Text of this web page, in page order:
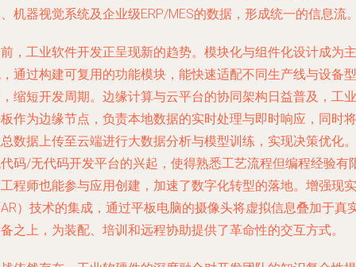
机器视觉系统及企业级ERP/MES的数据，形成统一的信息流
，工业软件开发正呈现新的趋势。模块化与组件化设计成为主
通过构建可复用的功能模块，能快速适配不同生产线与设备型
缩短开发周期。边缘计算与云平台的协同架构日益普及，工业
作为边缘节点，负责本地数据的实时处理与即时响应，同时将
数据上传至云端进行大数据分析与模型训练，实现决策优化。
码/无代码开发平台的兴起，使得熟悉工艺流程但编程经验有
程师也能参与应用创建，加速了数字化转型的落地。增强现实
）技术的集成，通过平板电脑的摄像头将虚拟信息叠加于真
之上，为装配、培训和远程协助提供了革命性的交互方式。